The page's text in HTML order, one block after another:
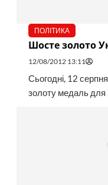
ПОЛІТИКА
Шосте золото
12/08/2012 13:11
Сьогодні, 12
золоту медаль для